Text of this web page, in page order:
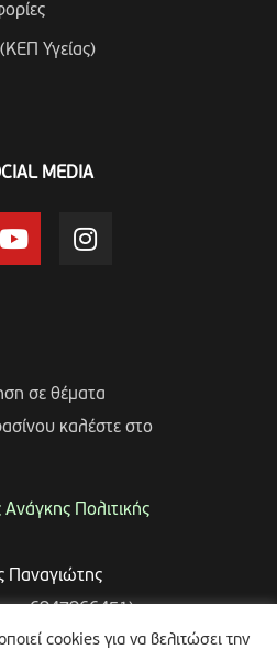
Υγείας)
MEDIA
σε θέματα
καλέστε στο
Πολιτικής
Παναγιώτης
6947966451)
cookies για να βελιτώσει την